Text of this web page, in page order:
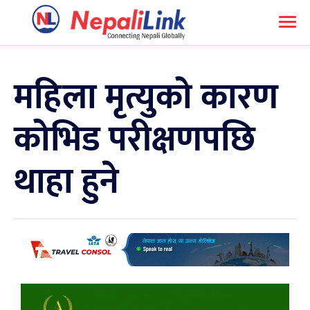
महिला मृत्युको कारण
कोभिड परीक्षणपछि
थाहा हुने